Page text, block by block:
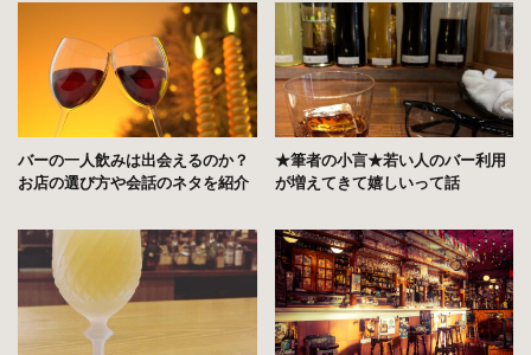
バーの一人飲みは出会えるのか？
お店の選び方や会話のネタを紹介
★筆者の小言★若い人のバー利用
が増えてきて嬉しいって話